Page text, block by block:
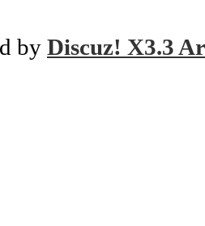
by Discuz! X3.3